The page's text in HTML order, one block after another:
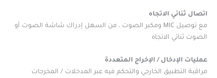
اتصال ثنائي الاتجاه
مع توصيل MIC ومكبر الصوت ، من السهل إدراك شاشة الصوت أو
الصوت ثنائي الاتجاه
عمليات الإدخال / الإخراج المتعددة
مراقبة التطبيق الخارجي والتحكم فيه عبر المدخلات / المخرجات